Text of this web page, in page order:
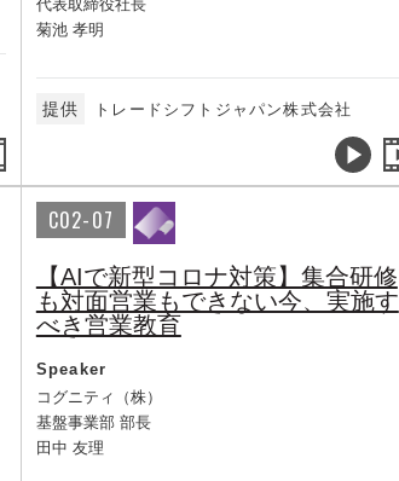
代表取締役社長
菊池 孝明
提供 トレードシフトジャパン株式会社
C02-07
【AIで新型コロナ対策】集合研修
も対面営業もできない今、実施す
べき営業教育
Speaker
コグニティ（株）
基盤事業部 部長
田中 友理